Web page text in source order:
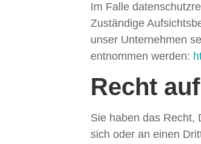
Im Falle
Zuständige
unser Unternehmen
entnommen werden:
Recht
Sie haben das Recht,
sich oder an einen